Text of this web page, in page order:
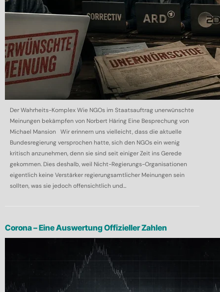
Der Wahrheits-Komplex Wie NGOs im Staatsauftrag unerwünschte
Meinungen bekämpfen von Norbert Häring Eine Besprechung von
Michael Mansion Wir erinnern uns vielleicht, dass die aktuelle
Bundesregierung versprochen hatte, sich den NGOs ein wenig
kritisch anzunehmen, denn sie sind seit einiger Zeit ins Gerede
gekommen. Dies deshalb, weil Nicht-Regierungs-Organisationen
eigentlich keine Verstärker regierungsamtlicher Meinungen sein
sollten, was sie jedoch offensichtlich und...
Corona – Eine Auswertung Offizieller Zahlen